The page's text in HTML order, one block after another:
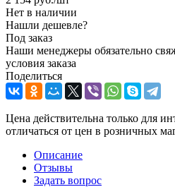
Нет в наличии
Нашли дешевле?
Под заказ
Наши менеджеры обязательно
условия заказа
Поделиться
Цена действительна только для
отличаться от цен в розничных
Описание
Отзывы
Задать вопрос